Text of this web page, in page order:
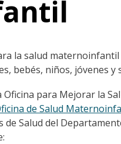
la salud
bebés, niños, jóvenes y
para Mejorar la
de Salud
Salud del